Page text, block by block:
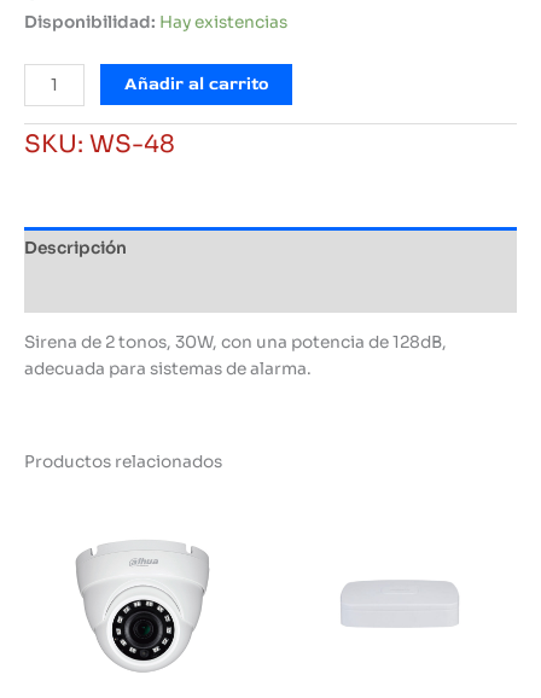
Disponibilidad: Hay existencias
Sirena
2
Tonos
30W
Añadir al carrito
SKU: WS-48
Descripción
Sirena de 2 tonos, 30W, con una potencia de 128dB,
adecuada para sistemas de alarma.
Productos relacionados